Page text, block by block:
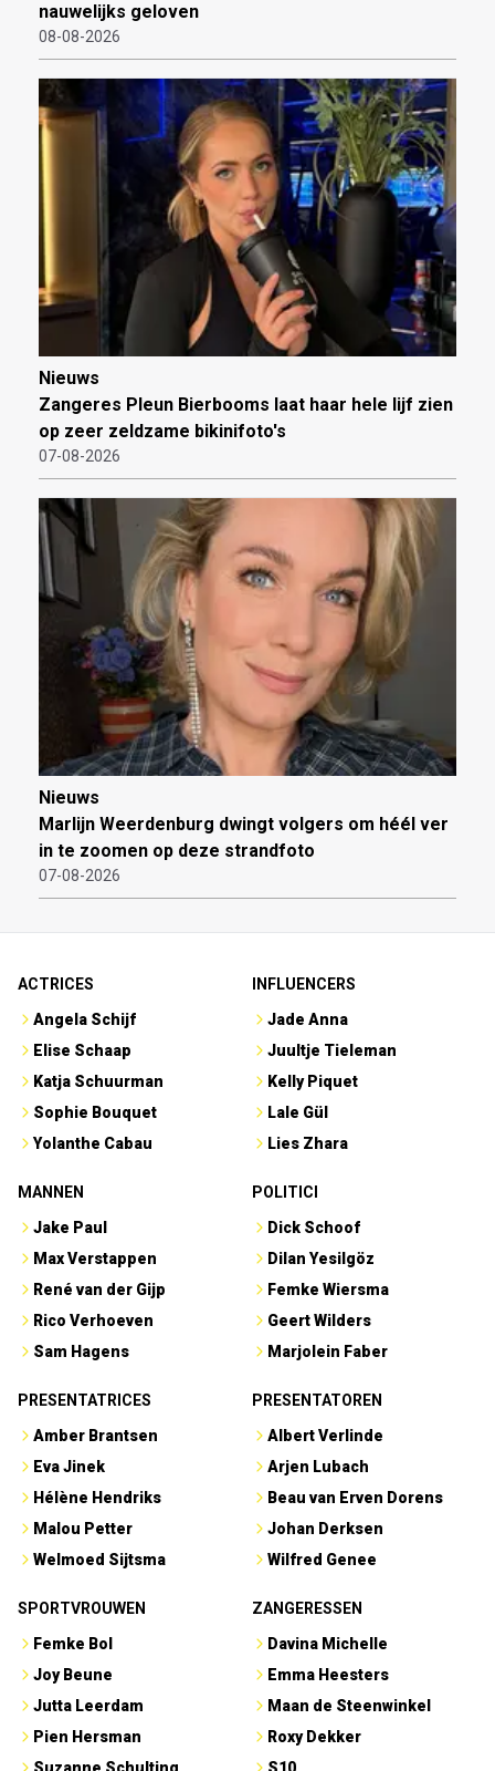
nauwelijks geloven
08-08-2026
Nieuws
Zangeres Pleun Bierbooms laat haar hele lijf zien
op zeer zeldzame bikinifoto's
07-08-2026
Nieuws
Marlijn Weerdenburg dwingt volgers om héél ver
in te zoomen op deze strandfoto
07-08-2026
ACTRICES
Angela Schijf
Elise Schaap
Katja Schuurman
Sophie Bouquet
Yolanthe Cabau
INFLUENCERS
Jade Anna
Juultje Tieleman
Kelly Piquet
Lale Gül
Lies Zhara
MANNEN
Jake Paul
Max Verstappen
René van der Gijp
Rico Verhoeven
Sam Hagens
POLITICI
Dick Schoof
Dilan Yesilgöz
Femke Wiersma
Geert Wilders
Marjolein Faber
PRESENTATRICES
Amber Brantsen
Eva Jinek
Hélène Hendriks
Malou Petter
Welmoed Sijtsma
PRESENTATOREN
Albert Verlinde
Arjen Lubach
Beau van Erven Dorens
Johan Derksen
Wilfred Genee
SPORTVROUWEN
Femke Bol
Joy Beune
Jutta Leerdam
Pien Hersman
ZANGERESSEN
Davina Michelle
Emma Heesters
Maan de Steenwinkel
Roxy Dekker